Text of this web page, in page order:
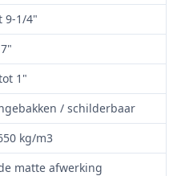
9-1/4"
1"
/ schilderbaar
kg/m3
matte afwerking